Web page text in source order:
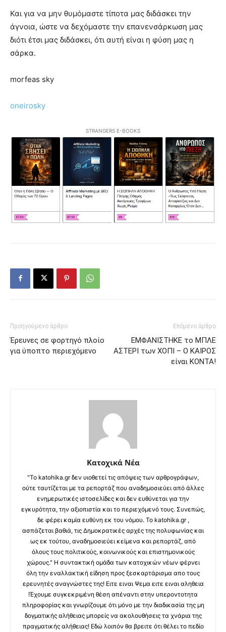
Και για να μην θυμόμαστε τίποτα μας διδάσκει την
άγνοια, ώστε να δεχόμαστε την επανενσάρκωση μας
διότι έτσι μας διδάσκει, ότι αυτή είναι η φύση μας η
σάρκα.
morfeas sky
oneirosky
STRANGERS E-BOOKS
Προηγούμενο άρθρο
Έρευνες σε φορτηγό πλοίο
για ύποπτο περιεχόμενο
Επόμενο άρθρο
ΕΜΦΑΝΙΣΤΗΚΕ το ΜΠΛΕ
ΑΣΤΕΡΙ των ΧΟΠΙ – Ο ΚΑΙΡΟΣ
είναι ΚΟΝΤΑ!
Κατοχικά Νέα
"Το katohika.gr δεν υιοθετεί τις απόψεις των αρθρογράφων,
ούτε ταυτίζεται με τα ρεπορτάζ που αναδημοσιεύει από άλλες
ενημερωτικές ιστοσελίδες και δεν ευθύνεται για την
εγκυρότητα, την αξιοπιστία και το περιεχόμενό τους. Συνεπώς,
δε φέρει καμία ευθύνη εκ του νόμου. Το katohika.gr ,
ασπάζεται βαθιά, τις Δημοκρατικές αρχές της πολυφωνίας και
ως εκ τούτου, αναδημοσιεύει κείμενα και ρεπορτάζ, από
όλους τους πολιτικούς, κοινωνικούς και επιστημονικούς
χώρους." Η συντακτική ομάδα των κατοχικών νέων φέρνει
όλη την εναλλακτική είδηση προς ξεσκαρτάρισμα απο τους
ερευνητές αναγνώστες της! Ειτε ειναι Ψεμα ειτε ειναι αληθεια
!Έχουμε συγκεκριμένη θέση απέναντι στην υπεροντοτητα
πληροφορίας και γνωρίζουμε ότι μόνο με την διαδικασία της μη
δογματικής αλήθειας μπορείς να ακολουθήσεις τα χνάρια της
πραγματικής αλήθειας! Εδώ λοιπόν θα βρειτε ότι θέλει το πεδίο